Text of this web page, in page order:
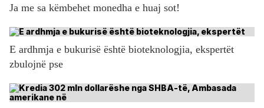
Ja me sa këmbehet monedha e huaj sot!
E ardhmja e bukurisë është bioteknologjia, ekspertët
zbulojnë pse